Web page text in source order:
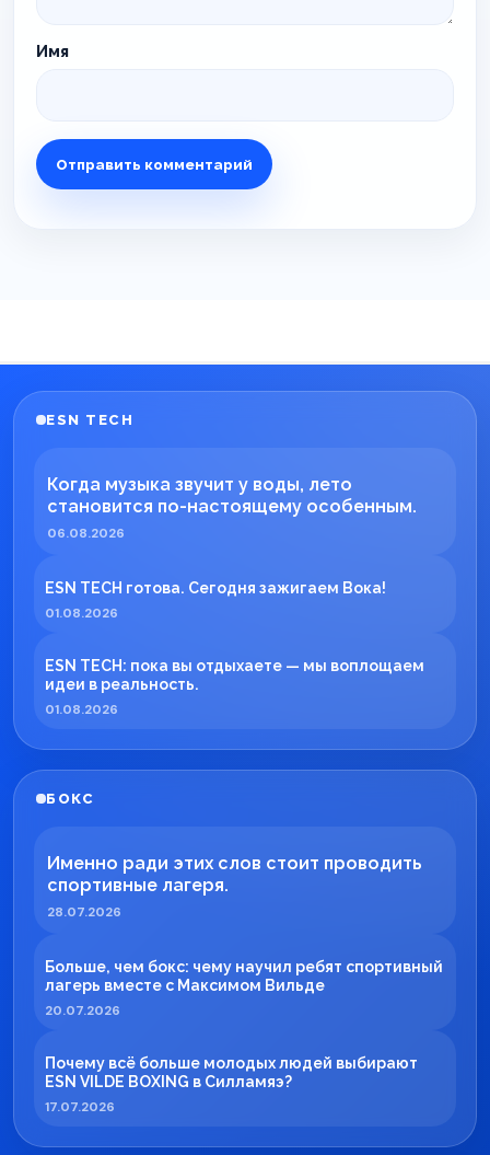
Имя
ESN TECH
Когда музыка звучит у воды, лето
становится по-настоящему особенным.
06.08.2026
ESN TECH готова. Сегодня зажигаем Вока!
01.08.2026
ESN TECH: пока вы отдыхаете — мы воплощаем
идеи в реальность.
01.08.2026
БОКС
Именно ради этих слов стоит проводить
спортивные лагеря.
28.07.2026
Больше, чем бокс: чему научил ребят спортивный
лагерь вместе с Максимом Вильде
20.07.2026
Почему всё больше молодых людей выбирают
ESN VILDE BOXING в Силламяэ?
17.07.2026